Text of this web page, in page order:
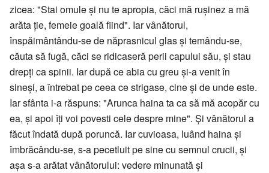
zicea: "Stai omule și nu te apropia, căci mă rușinez a mă
arăta ție, femeie goală fiind". Iar vânătorul,
înspăimântându-se de năprasnicul glas și temându-se,
căuta să fugă, căci se ridicaseră perii capului său, și stau
drepți ca spinii. Iar după ce abia cu greu și-a venit în
sineși, a întrebat pe ceea ce strigase, cine și de unde este.
Iar sfânta i-a răspuns: "Arunca haina ta ca să mă acopăr cu
ea, și apoi îți voi povesti cele despre mine". Și vânătorul a
făcut îndată după poruncă. Iar cuvioasa, luând haina și
îmbrăcându-se, s-a pecetluit pe sine cu semnul crucii, și
așa s-a arătat vânătorului: vedere minunată și